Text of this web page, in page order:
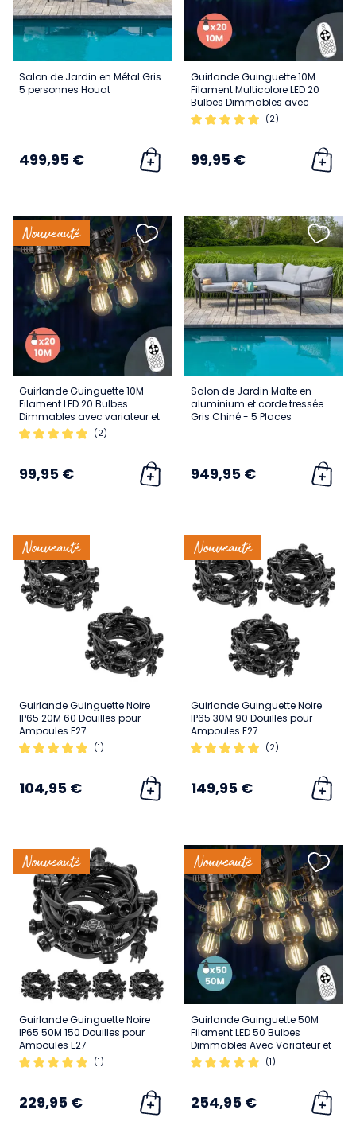
Salon de Jardin en Métal Gris
5 personnes Houat
499,95 €
Guirlande Guinguette 10M
Filament Multicolore LED 20
Bulbes Dimmables avec
variateur et télécommande
(2)
99,95 €
Guirlande Guinguette 10M
Filament LED 20 Bulbes
Dimmables avec variateur et
télécommande(2)
99,95 €
Nouveauté
Salon de Jardin Malte en
aluminium et corde tressée
Gris Chiné - 5 Places
949,95 €
Guirlande Guinguette Noire
IP65 20M 60 Douilles pour
Ampoules E27
(1)
104,95 €
Nouveauté
Guirlande Guinguette Noire
IP65 30M 90 Douilles pour
Ampoules E27
(2)
149,95 €
Nouveauté
Guirlande Guinguette Noire
IP65 50M 150 Douilles pour
Ampoules E27
(1)
229,95 €
Nouveauté
Guirlande Guinguette 50M
Filament LED 50 Bulbes
Dimmables Avec Variateur et
Télécommande(1)
254,95 €
Nouveauté